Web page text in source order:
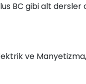
BC gibi alt dersler
ve